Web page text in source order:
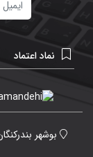
نماد اعتماد
بوشهر